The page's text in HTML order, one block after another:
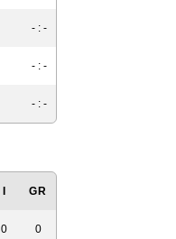
- : -
- : -
- : -
GR
0 0